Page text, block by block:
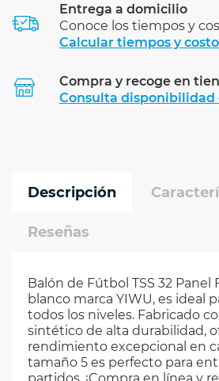
Entrega a domicilio
Conoce los tiempos y
Calcular tiempos y
Compra y recoge en
Consulta disponibilidad
Descripción
Reseñas
Balón de Fútbol TSS 32 Panel
blanco marca YIWU, es ideal
todos los niveles. Fabricado
sintético de alta durabilidad,
rendimiento excepcional en
tamaño 5 es perfecto para